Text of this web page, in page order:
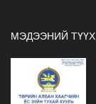
МЭДЭЭНИЙ ТҮҮХ